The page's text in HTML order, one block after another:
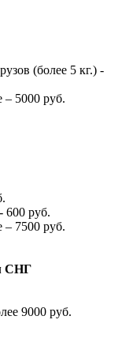
(более 5 кг.) -
– 5000 руб.
600 руб.
– 7500 руб.
СНГ
9000 руб.